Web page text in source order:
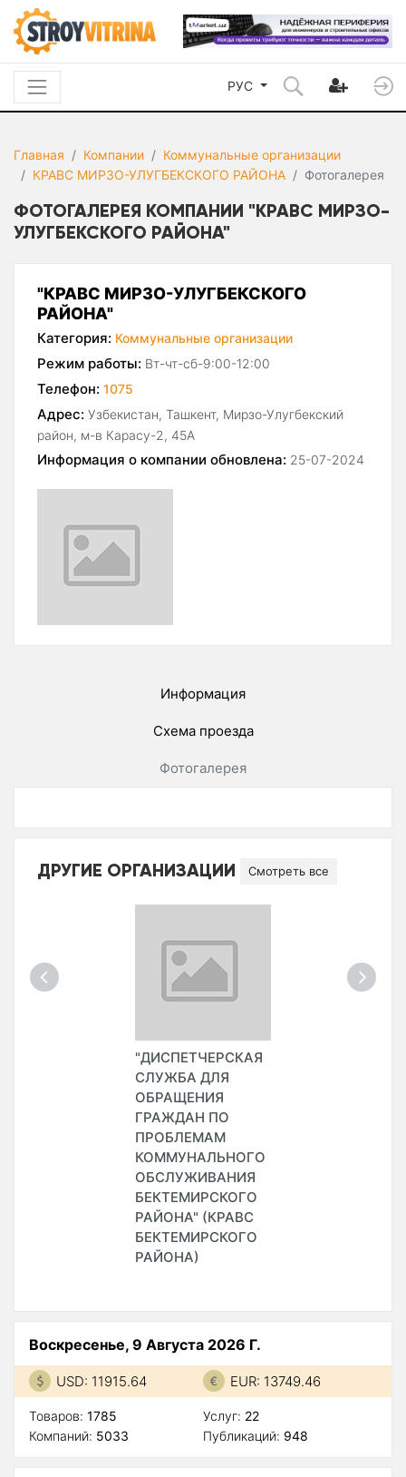
РУС
Главная Компании
Коммунальные организации
КРАВС МИРЗО-УЛУГБЕКСКОГО РАЙОНА
Фотогалерея
ФОТОГАЛЕРЕЯ КОМПАНИИ "КРАВС МИРЗО-
УЛУГБЕКСКОГО РАЙОНА"
"КРАВС МИРЗО-УЛУГБЕКСКОГО
РАЙОНА"
Категория: Коммунальные организации
Режим работы: Вт-чт-сб-9:00-12:00
Телефон: 1075
Адрес: Узбекистан, Ташкент, Мирзо-Улугбекский
район, м-в Карасу-2, 45А
Информация о компании обновлена: 25-07-2024
Информация
Схема проезда
Фотогалерея
ДРУГИЕ ОРГАНИЗАЦИИ Смотреть все
"ДИСПЕТЧЕРСКАЯ
СЛУЖБА ДЛЯ
ОБРАЩЕНИЯ
ГРАЖДАН ПО
ПРОБЛЕМАМ
КОММУНАЛЬНОГО
ОБСЛУЖИВАНИЯ
БЕКТЕМИРСКОГО
РАЙОНА" (КРАВС
БЕКТЕМИРСКОГО
РАЙОНА)
Воскресенье, 9 Августа 2026 Г.
USD: 11915.64 EUR: 13749.46
Товаров: 1785
Компаний: 5033
Услуг: 22
Публикаций: 948